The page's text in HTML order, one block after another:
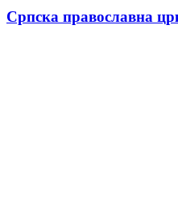
Српска православна